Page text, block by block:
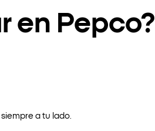
en Pepco?
a tu lado.